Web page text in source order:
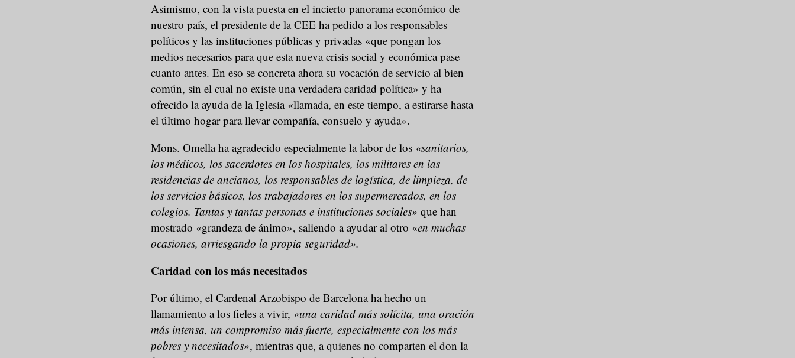
Asimismo, con la vista puesta en el incierto panorama económico de
nuestro país, el presidente de la CEE ha pedido a los responsables
políticos y las instituciones públicas y privadas «que pongan los
medios necesarios para que esta nueva crisis social y económica pase
cuanto antes. En eso se concreta ahora su vocación de servicio al bien
común, sin el cual no existe una verdadera caridad política» y ha
ofrecido la ayuda de la Iglesia «llamada, en este tiempo, a estirarse hasta
el último hogar para llevar compañía, consuelo y ayuda».
Mons. Omella ha agradecido especialmente la labor de los «sanitarios,
los médicos, los sacerdotes en los hospitales, los militares en las
residencias de ancianos, los responsables de logística, de limpieza, de
los servicios básicos, los trabajadores en los supermercados, en los
colegios. Tantas y tantas personas e instituciones sociales» que han
mostrado «grandeza de ánimo», saliendo a ayudar al otro «en muchas
ocasiones, arriesgando la propia seguridad».
Caridad con los más necesitados
Por último, el Cardenal Arzobispo de Barcelona ha hecho un
llamamiento a los fieles a vivir, «una caridad más solícita, una oración
más intensa, un compromiso más fuerte, especialmente con los más
pobres y necesitados», mientras que, a quienes no comparten el don la